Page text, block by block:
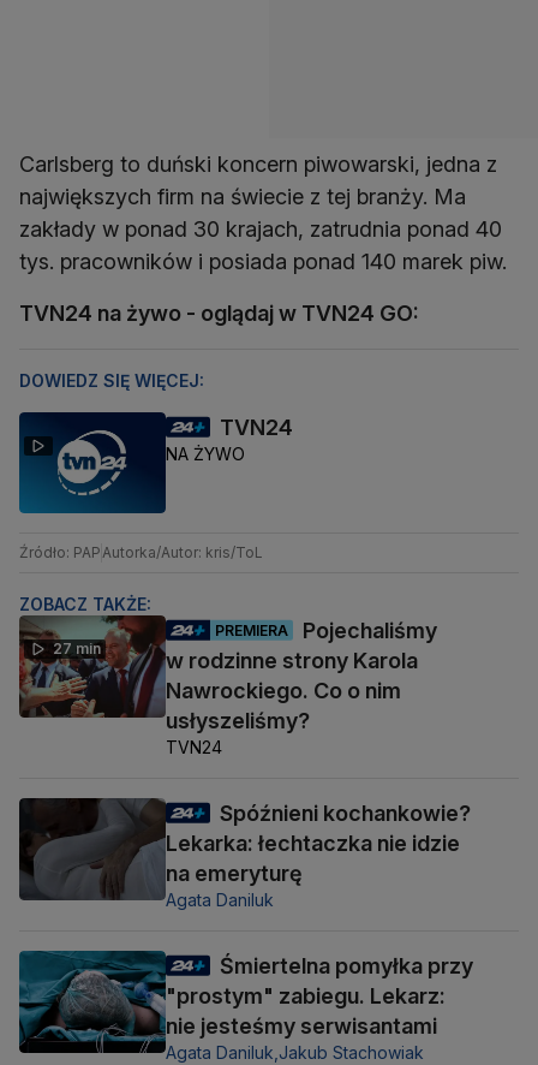
Carlsberg to duński koncern piwowarski, jedna z
największych firm na świecie z tej branży. Ma
zakłady w ponad 30 krajach, zatrudnia ponad 40
tys. pracowników i posiada ponad 140 marek piw.
TVN24 na żywo - oglądaj w TVN24 GO:
DOWIEDZ SIĘ WIĘCEJ:
TVN24
NA ŻYWO
Źródło: PAPAutorka/Autor: kris/ToL
ZOBACZ TAKŻE:
27 min
PREMIERA
Pojechaliśmy
w rodzinne strony Karola
Nawrockiego. Co o nim
usłyszeliśmy?
TVN24
Spóźnieni kochankowie?
Lekarka: łechtaczka nie idzie
na emeryturę
Agata Daniluk
Śmiertelna pomyłka przy
"prostym" zabiegu. Lekarz:
nie jesteśmy serwisantami
Agata Daniluk, Jakub Stachowiak